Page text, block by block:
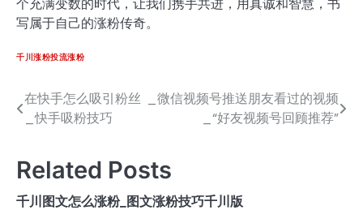
写属于自己的涨粉传奇。
千川涨粉投流涨粉
文
章
导
航
在快手怎么吸引粉丝
_快手吸粉技巧
_微信视频号推送朋友看过的视频
_“好友视频号回顾推荐”
Related Posts
千川图文怎么涨粉_图文涨粉技巧千川版